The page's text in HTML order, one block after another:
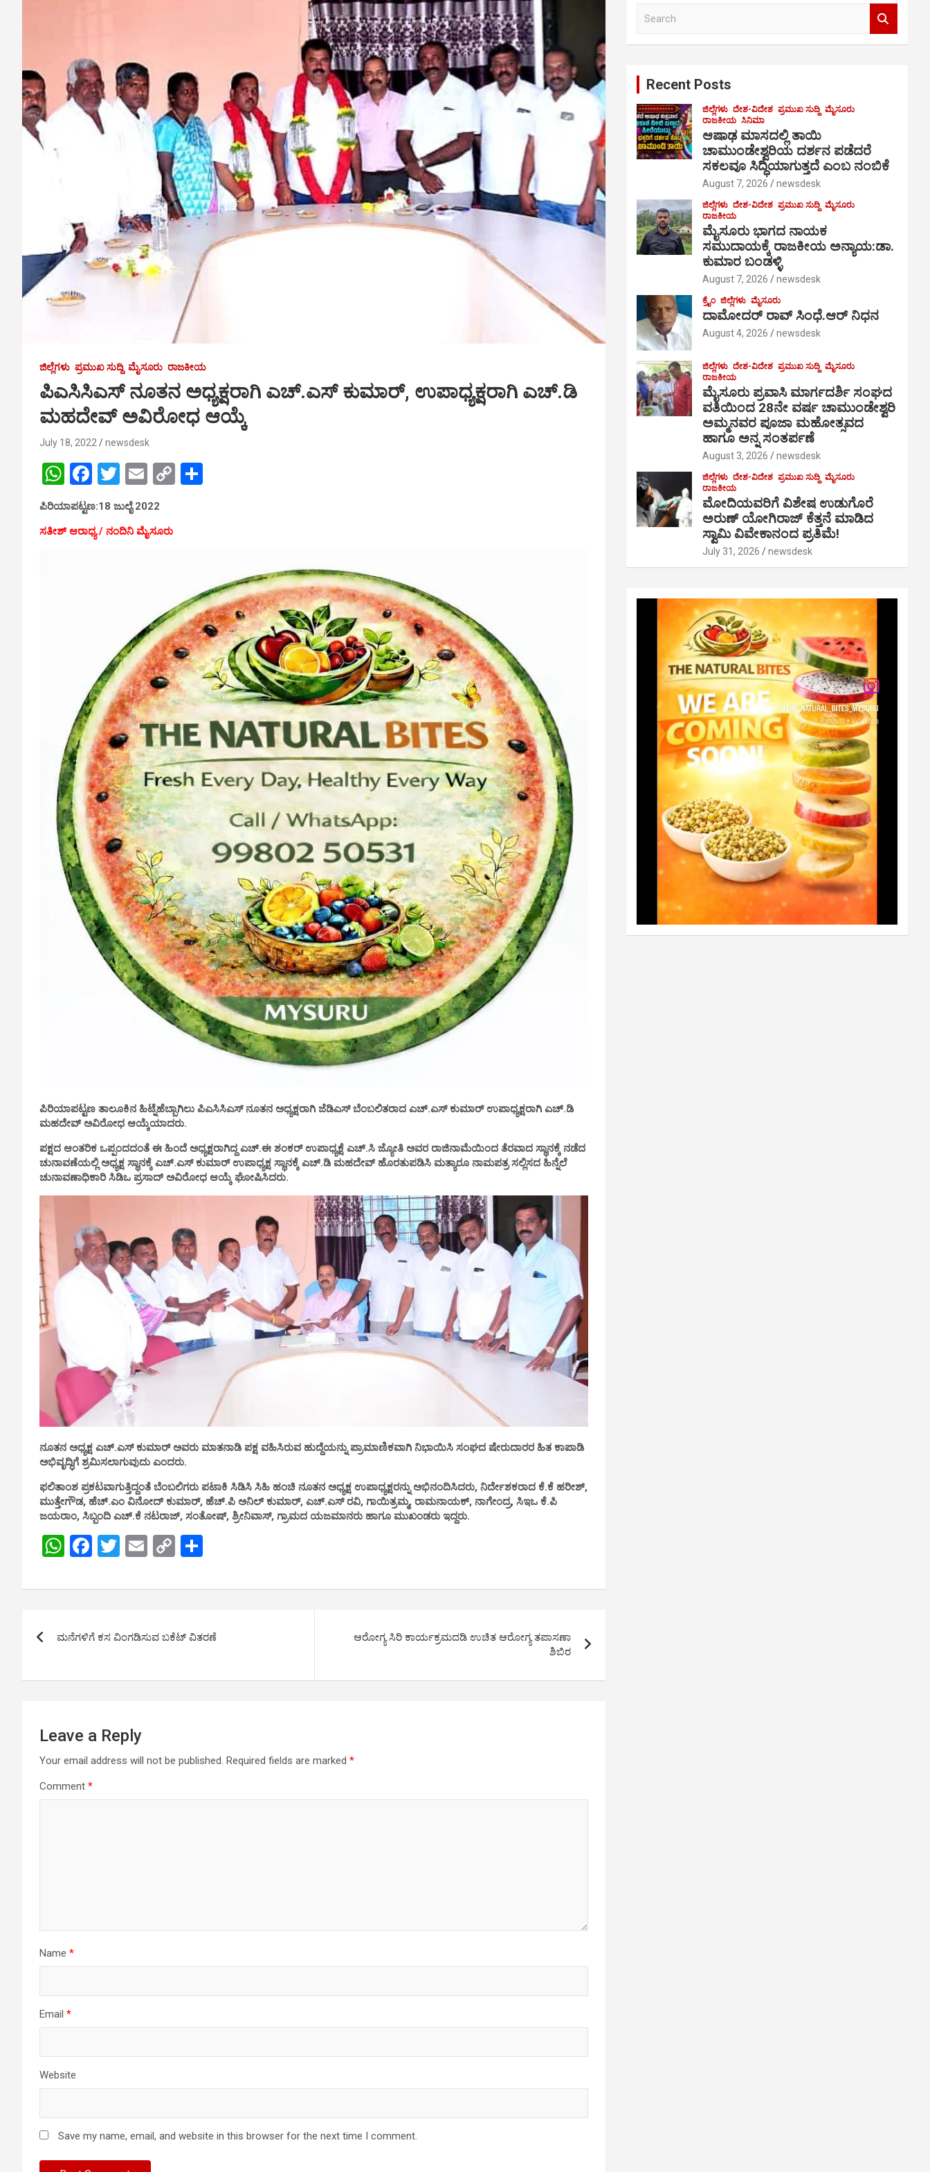
ಜಿಲ್ಲೆಗಳು ಪ್ರಮುಖ ಸುದ್ದಿ ಮೈಸೂರು ರಾಜಕೀಯ
ಪಿಎಸಿಸಿಎಸ್ ನೂತನ ಅಧ್ಯಕ್ಷರಾಗಿ ಎಚ್.ಎಸ್ ಕುಮಾರ್, ಉಪಾಧ್ಯಕ್ಷರಾಗಿ ಎಚ್.ಡಿ
ಮಹದೇವ್ ಅವಿರೋಧ ಆಯ್ಕೆ
July 18, 2022 newsdesk
W
at
s
F
a
ce
b
T
wi
tt
er
E
m
ail
C
ಪಿರಿಯಾಪಟ್ಟಣ:18 ಜುಲೈ 2022
ಸತೀಶ್ ಆರಾಧ್ಯ / ನಂದಿನಿ ಮೈಸೂರು
ಪಿರಿಯಾಪಟ್ಟಣ ತಾಲೂಕಿನ ಹಿಟ್ನೆಹೆಬ್ಬಾಗಿಲು ಪಿಎಸಿಸಿಎಸ್ ನೂತನ ಅಧ್ಯಕ್ಷರಾಗಿ ಜೆಡಿಎಸ್ ಬೆಂಬಲಿತರಾದ ಎಚ್.ಎಸ್ ಕುಮಾರ್ ಉಪಾಧ್ಯಕ್ಷರಾಗಿ ಎಚ್.ಡಿ
ಮಹದೇವ್ ಅವಿರೋಧ ಆಯ್ಕೆಯಾದರು.
ಪಕ್ಷದ ಆಂತರಿಕ ಒಪ್ಪಂದದಂತೆ ಈ ಹಿಂದೆ ಅಧ್ಯಕ್ಷರಾಗಿದ್ದ ಎಚ್.ಈ ಶಂಕರ್ ಉಪಾಧ್ಯಕ್ಷೆ ಎಚ್.ಸಿ ಜ್ಯೋತಿ ಅವರ ರಾಜಿನಾಮೆಯಿಂದ ತೆರವಾದ ಸ್ಥಾನಕ್ಕೆ ನಡೆದ
ಚುನಾವಣೆಯಲ್ಲಿ ಅಧ್ಯಕ್ಷ ಸ್ಥಾನಕ್ಕೆ ಎಚ್.ಎಸ್ ಕುಮಾರ್ ಉಪಾಧ್ಯಕ್ಷ ಸ್ಥಾನಕ್ಕೆ ಎಚ್.ಡಿ ಮಹದೇವ್ ಹೊರತುಪಡಿಸಿ ಮತ್ಯಾರೂ ನಾಮಪತ್ರ ಸಲ್ಲಿಸದ ಹಿನ್ನೆಲೆ
ಚುನಾವಣಾಧಿಕಾರಿ ಸಿಡಿಒ ಪ್ರಸಾದ್ ಅವಿರೋಧ ಆಯ್ಕೆ ಘೋಷಿಸಿದರು.
ನೂತನ ಅಧ್ಯಕ್ಷ ಎಚ್.ಎಸ್ ಕುಮಾರ್ ಅವರು ಮಾತನಾಡಿ ಪಕ್ಷ ವಹಿಸಿರುವ ಹುದ್ದೆಯನ್ನು ಪ್ರಾಮಾಣಿಕವಾಗಿ ನಿಭಾಯಿಸಿ ಸಂಘದ ಷೇರುದಾರರ ಹಿತ ಕಾಪಾಡಿ
ಅಭಿವೃದ್ಧಿಗೆ ಶ್ರಮಿಸಲಾಗುವುದು ಎಂದರು.
ಫಲಿತಾಂಶ ಪ್ರಕಟವಾಗುತ್ತಿದ್ದಂತೆ ಬೆಂಬಲಿಗರು ಪಟಾಕಿ ಸಿಡಿಸಿ ಸಿಹಿ ಹಂಚಿ ನೂತನ ಅಧ್ಯಕ್ಷ ಉಪಾಧ್ಯಕ್ಷರನ್ನು ಅಭಿನಂದಿಸಿದರು, ನಿರ್ದೇಶಕರಾದ ಕೆ.ಕೆ ಹರೀಶ್,
ಮುತ್ತೇಗೌಡ, ಹೆಚ್.ಎಂ ವಿನೋದ್ ಕುಮಾರ್, ಹೆಚ್.ಪಿ ಅನಿಲ್ ಕುಮಾರ್, ಎಚ್.ಎಸ್ ರವಿ, ಗಾಯಿತ್ರಮ್ಮ, ರಾಮನಾಯಕ್, ನಾಗೇಂದ್ರ, ಸಿಇಒ ಕೆ.ಪಿ
ಜಯರಾಂ, ಸಿಬ್ಬಂದಿ ಎಚ್.ಕೆ ನಟರಾಜ್, ಸಂತೋಷ್, ಶ್ರೀನಿವಾಸ್, ಗ್ರಾಮದ ಯಜಮಾನರು ಹಾಗೂ ಮುಖಂಡರು ಇದ್ದರು.
W
at
A
p
F
ce
o
k
T
tt
E
ail
C
py
n
ar
navigation
ಮನೆಗಳಿಗೆ ಕಸ ವಿಂಗಡಿಸುವ ಬಕೆಟ್ ವಿತರಣೆ
ಆರೋಗ್ಯ ಸಿರಿ ಕಾರ್ಯಕ್ರಮದಡಿ ಉಚಿತ ಆರೋಗ್ಯ ತಪಾಸಣಾ
ಶಿಬಿರ
Leave a Reply
Your email address will not be published. Required fields are marked *
Comment *
Name *
Email *
Website
Save my name, email, and website in this browser for the next time I comment.
Recent Posts
ಜಿಲ್ಲೆಗಳು ದೇಶ-ವಿದೇಶ ಪ್ರಮುಖ ಸುದ್ದಿ ಮೈಸೂರು
ರಾಜಕೀಯ ಸಿನಿಮಾ
ಆಷಾಢ ಮಾಸದಲ್ಲಿ ತಾಯಿ
ಚಾಮುಂಡೇಶ್ವರಿಯ ದರ್ಶನ ಪಡೆದರೆ
ಸಕಲವೂ ಸಿದ್ಧಿಯಾಗುತ್ತದೆ ಎಂಬ ನಂಬಿಕೆ
August 7, 2026 newsdesk
ಜಿಲ್ಲೆಗಳು ದೇಶ-ವಿದೇಶ ಪ್ರಮುಖ ಸುದ್ದಿ ಮೈಸೂರು
ರಾಜಕೀಯ
ಮೈಸೂರು ಭಾಗದ ನಾಯಕ
ಸಮುದಾಯಕ್ಕೆ ರಾಜಕೀಯ ಅನ್ಯಾಯ:ಡಾ.
ಕುಮಾರ ಬಂಡಳ್ಳಿ
August 7, 2026 newsdesk
ಕ್ರೈಂ ಜಿಲ್ಲೆಗಳು ಮೈಸೂರು
ದಾಮೋದರ್ ರಾವ್ ಸಿಂಧೆ.ಆರ್ ನಿಧನ
August 4, 2026 newsdesk
ಜಿಲ್ಲೆಗಳು ದೇಶ-ವಿದೇಶ ಪ್ರಮುಖ ಸುದ್ದಿ ಮೈಸೂರು
ರಾಜಕೀಯ
ಮೈಸೂರು ಪ್ರವಾಸಿ ಮಾರ್ಗದರ್ಶಿ ಸಂಘದ
ವತಿಯಿಂದ 28ನೇ ವರ್ಷ ಚಾಮುಂಡೇಶ್ವರಿ
ಅಮ್ಮನವರ ಪೂಜಾ ಮಹೋತ್ಸವದ
ಹಾಗೂ ಅನ್ನ ಸಂತರ್ಪಣೆ
August 3, 2026 newsdesk
ಜಿಲ್ಲೆಗಳು ದೇಶ-ವಿದೇಶ ಪ್ರಮುಖ ಸುದ್ದಿ ಮೈಸೂರು
ರಾಜಕೀಯ
ಮೋದಿಯವರಿಗೆ ವಿಶೇಷ ಉಡುಗೊರೆ
ಅರುಣ್ ಯೋಗಿರಾಜ್ ಕೆತ್ತನೆ ಮಾಡಿದ
ಸ್ವಾಮಿ ವಿವೇಕಾನಂದ ಪ್ರತಿಮೆ!
July 31, 2026 newsdesk